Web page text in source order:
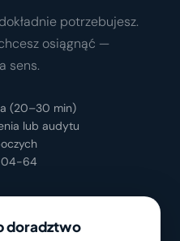
potrzebujesz.
osiągnąć —
sens.
(20–30 min)
lub audytu
04-64
doradztwo